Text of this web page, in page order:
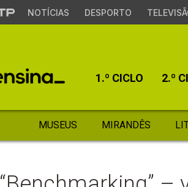
NOTÍCIAS DESPORTO
1.º CICLO 2.º
MUSEUS MIRANDÊS